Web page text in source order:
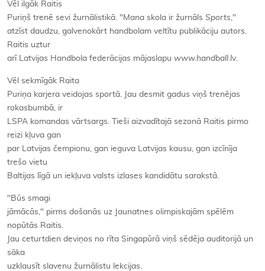
Vēl ilgāk Raitis
Puriņš trenē sevi žurnālistikā. "Mana skola ir žurnāls Sports,"
atzīst daudzu, galvenokārt handbolam veltītu publikāciju autors.
Raitis uztur
arī Latvijas Handbola federācijas mājaslapu www.handball.lv.
Vēl sekmīgāk Raita
Puriņa karjera veidojas sportā. Jau desmit gadus viņš trenējas
rokasbumbā, ir
LSPA komandas vārtsargs. Tieši aizvadītajā sezonā Raitis pirmo
reizi kļuva gan
par Latvijas čempionu, gan ieguva Latvijas kausu, gan izcīnīja
trešo vietu
Baltijas līgā un iekļuva valsts izlases kandidātu sarakstā.
"Būs smagi
jāmācās," pirms došanās uz Jaunatnes olimpiskajām spēlēm
nopūtās Raitis.
Jau ceturtdien deviņos no rīta Singapūrā viņš sēdēja auditorijā un
sāka
uzklausīt slavenu žurnālistu lekcijas.